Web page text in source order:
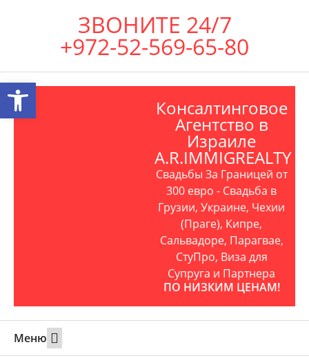
ЗВОНИТЕ 24/7
+972-52-569-65-80
Консалтинговое
Агентство в
Израиле
A.R.IMMIGREALTY
Свадьбы За Границей от
300 евро - Свадьба в
Грузии, Украине, Чехии
(Праге), Кипре,
Сальвадоре, Парагвае,
СтуПро, Виза для
Супруга и Партнера
ПО НИЗКИМ ЦЕНАМ!
Меню
Открыть панель инструментов